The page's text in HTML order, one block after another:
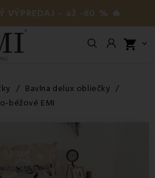
VÝPREDAJ – až -60 % 🔥
shopping_cart 
Bavlna delux obliečky
béžové EMI